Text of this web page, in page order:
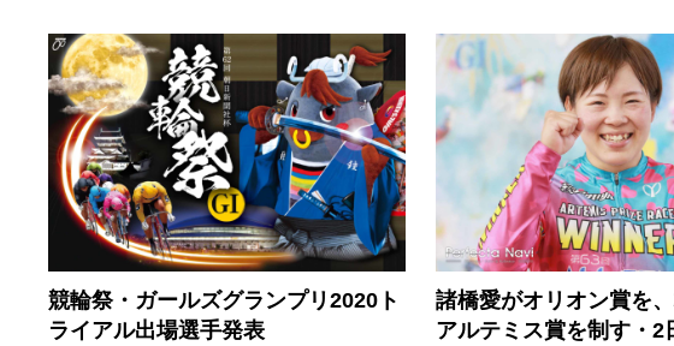
競輪祭・ガールズグランプリ2020ト
ライアル出場選手発表
諸橋愛がオリオン賞を
アルテミス賞を制す・2